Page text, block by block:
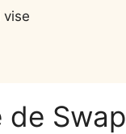
vise
de